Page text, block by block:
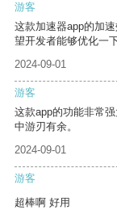
游客
这款加速器app的加
望开发者能够优化一下
2024-09-01
游客
这款app的功能非常
中游刃有余。
2024-09-01
游客
超棒啊 好用